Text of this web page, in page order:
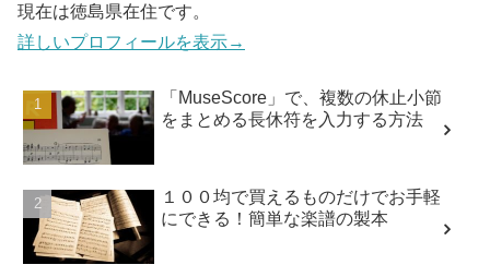
現在は徳島県在住です。
詳しいプロフィールを表示→
「MuseScore」で、複数の休止小節
をまとめる長休符を入力する方法
１００均で買えるものだけでお手軽
にできる！簡単な楽譜の製本